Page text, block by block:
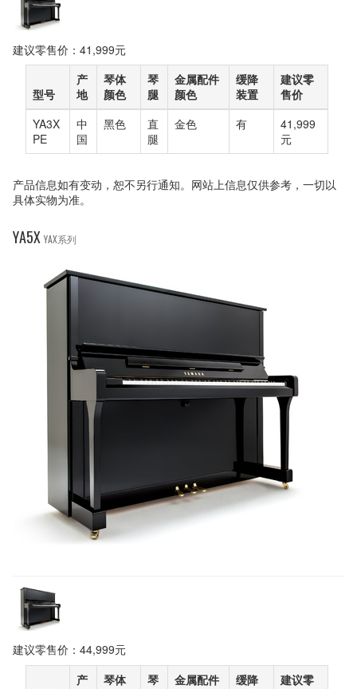
建议零售价：41,999元
型号
产
地
琴体
颜色
琴
腿
金属配件
颜色
缓降
装置
建议零
售价
YA3X
PE
中
国
黑色
直
腿
金色 有
41,999
元
产品信息如有变动，恕不另行通知。网站上信息仅供参考，一切以
具体实物为准。
YA5X YAX系列
建议零售价：44,999元
产
琴体
琴
金属配件
缓降
建议零